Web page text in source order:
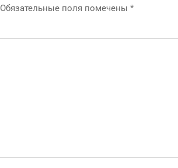
Обязательные поля помечены *